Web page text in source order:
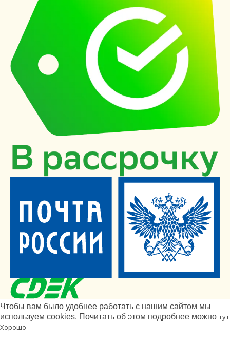
Чтобы вам было удобнее работать с нашим сайтом мы
используем cookies. Почитать об этом подробнее можно тут
Хорошо